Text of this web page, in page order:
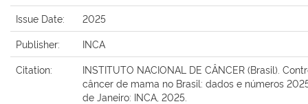
Issue Date:
2025
Publisher:
INCA
Citation:
INSTITUTO NACIONAL DE CÂNCER (Brasil).
câncer de mama no Brasil: dados e números
de Janeiro: INCA, 2025.